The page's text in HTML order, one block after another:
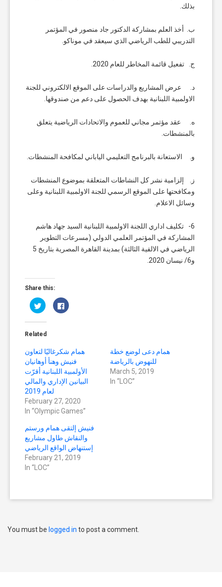
بذلك.
ب. أخذ العلم بمشاركة الدكتور جاد منصور في المؤتمر
التدريبي للطب الرياضي الذي سيعقد في موناكو.
ج. تفعيل قائمة المخاطر للعام 2020.
د. عرض المشاريع والدراسات على الموقع الالكتروني للجنة
الاولمبية اللبنانية بهدف الحصول على دعم من صندوقها.
ه. عقد مؤتمر مجاني للعموم والاتحادات الرياضية يتعلق
بالمنشطات.
و. الاستعانة بالبرنامج التعليمي الياباني لمكافحة المنشطات.
ز. إلزامية نشر كل النشاطات المتعلقة بموضوع المنشطات
ومكافحتها على الموقع الرسمي للجنة الاولمبية اللبنانية وعلى
وسائل الاعلام.
6- تكليف اداري اللجنة الاولمبية اللبنانية السيد جهاد هاشم
المشاركة في المؤتمر العلمي الدولي (مسرعات التطوير
الرياضي في الالفية الثالثة) بمدينة القاهرة المصرية بتاريخ 5
و6/ نيسان 2020.
Share this:
Click
to
share
on
(Opens
window)
Click
to
window)
Related
همام شكرغاليًا لتعاون
فنيش وهنأ أوهانيان
الأولمبية اللبنانية أقرّت
البيانين الإداري والمالي
لعام 2019
February 27, 2020
In “Olympic Games”
همام دعى لوضع خطة
للنهوض بالرياضة
March 5, 2019
In “LOC”
فنيش إلتقى همام ورستم
والنقاش طاول مشاريع
إستنهاض الواقع الرياضي
February 21, 2019
In “LOC”
You must be logged in to post a comment.